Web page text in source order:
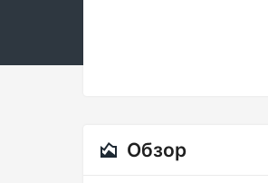
Обзор